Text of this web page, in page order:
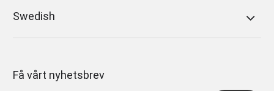
Swedish
Få vårt nyhetsbrev